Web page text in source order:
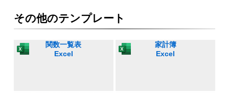
その他のテンプレート
関数一覧表
Excel
家計簿
Excel